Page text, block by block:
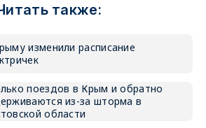
также:
изменили расписание
поездов в Крым и обратно
из-за шторма в
области